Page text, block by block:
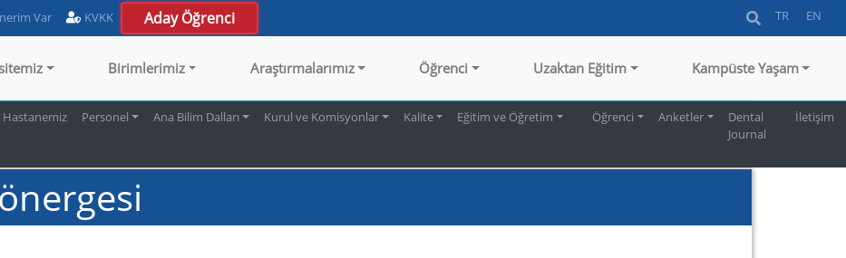
Var KVKK Aday Öğrenci TR EN
Birimlerimiz Araştırmalarımız Öğrenci Uzaktan Eğitim Kampüste Yaşam
Hastanemiz Personel Ana Bilim Dalları Kurul ve Komisyonlar Kalite Eğitim ve Öğretim Öğrenci Anketler
Dental
Journal
İletişim